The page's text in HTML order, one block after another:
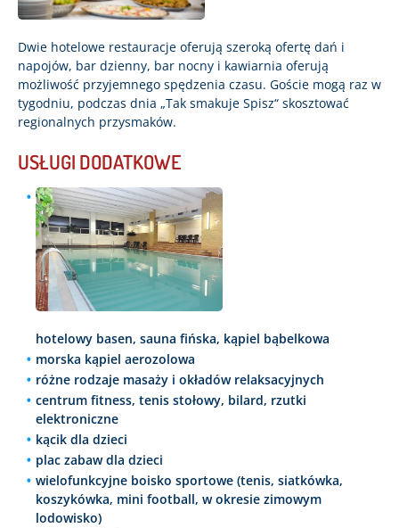
Dwie hotelowe restauracje oferują szeroką ofertę dań i
napojów, bar dzienny, bar nocny i kawiarnia oferują
możliwość przyjemnego spędzenia czasu. Goście mogą raz w
tygodniu, podczas dnia „Tak smakuje Spisz“ skosztować
regionalnych przysmaków.
USŁUGI DODATKOWE
hotelowy basen, sauna fińska, kąpiel bąbelkowa
morska kąpiel aerozolowa
różne rodzaje masaży i okładów relaksacyjnych
centrum fitness, tenis stołowy, bilard, rzutki
elektroniczne
kącik dla dzieci
plac zabaw dla dzieci
wielofunkcyjne boisko sportowe (tenis, siatkówka,
koszykówka, mini football, w okresie zimowym
lodowisko)